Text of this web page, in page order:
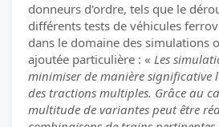
donneurs d'ordre, tels que le
différents tests de véhicules
dans le domaine des simulations
ajoutée particulière : « Les
minimiser de manière significative
des tractions multiples. Grâce au
multitude de variantes peut être